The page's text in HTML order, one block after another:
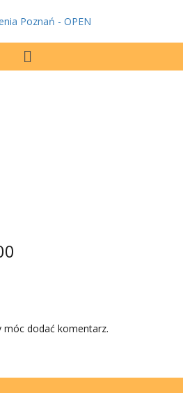
móc dodać komentarz.